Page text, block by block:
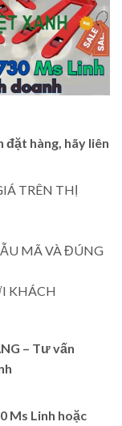
đặt hàng, hãy liên
TRÊN THỊ
MÃ VÀ ĐÚNG
KHÁCH
– Tư vấn
Ms Linh hoặc